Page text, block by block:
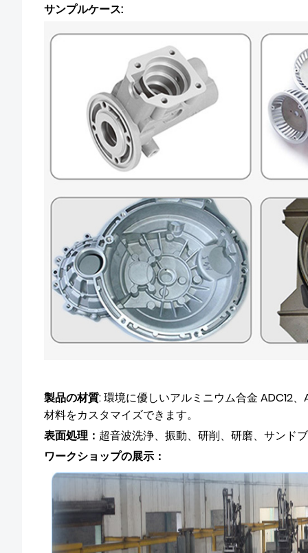
サンプルケース:
製品の材質: 環境に優しいアルミニウム合金 ADC12
材料をカスタマイズできます。
表面処理： 超音波洗浄、振動、研削、研磨、サンド
ワークショップの展示 ：